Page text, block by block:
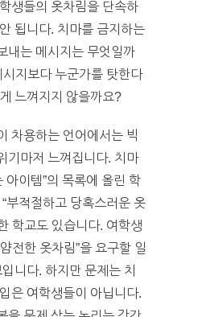
생들의 옷차림을 단속하
됩니다. 치마를 금지하는
내는 메시지는 무엇일까
지보다 누군가를 탓한다
느껴지지 않을까요?
차용하는 언어에서는 빅
기마저 느껴집니다. 치마
아이템”의 목록에 올린 학
부적절하고 당혹스러운 옷
학교도 있습니다. 여학생
전한 옷차림”을 요구할 일
니다. 하지만 문제는 치
은 여학생들이 아닙니다.